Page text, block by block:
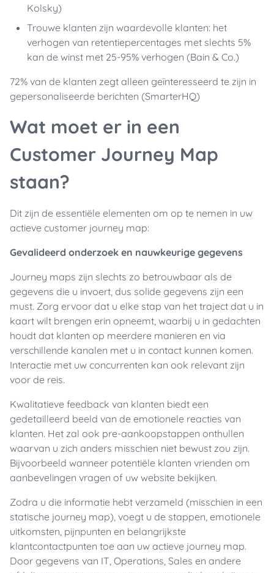
Kolsky)
Trouwe klanten zijn waardevolle klanten: het
verhogen van retentiepercentages met slechts 5%
kan de winst met 25-95% verhogen (Bain & Co.)
72% van de klanten zegt alleen geïnteresseerd te zijn in
gepersonaliseerde berichten (SmarterHQ)
Wat moet er in een
Customer Journey Map
staan?
Dit zijn de essentiële elementen om op te nemen in uw
actieve customer journey map:
Gevalideerd onderzoek en nauwkeurige gegevens
Journey maps zijn slechts zo betrouwbaar als de
gegevens die u invoert, dus solide gegevens zijn een
must. Zorg ervoor dat u elke stap van het traject dat u in
kaart wilt brengen erin opneemt, waarbij u in gedachten
houdt dat klanten op meerdere manieren en via
verschillende kanalen met u in contact kunnen komen.
Interactie met uw concurrenten kan ook relevant zijn
voor de reis.
Kwalitatieve feedback van klanten biedt een
gedetailleerd beeld van de emotionele reacties van
klanten. Het zal ook pre-aankoopstappen onthullen
waarvan u zich anders misschien niet bewust zou zijn.
Bijvoorbeeld wanneer potentiële klanten vrienden om
aanbevelingen vragen of uw website bekijken.
Zodra u die informatie hebt verzameld (misschien in een
statische journey map), voegt u de stappen, emotionele
uitkomsten, pijnpunten en belangrijkste
klantcontactpunten toe aan uw actieve journey map.
Door gegevens van IT, Operations, Sales en andere